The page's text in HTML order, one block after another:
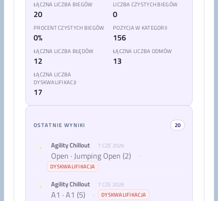
ŁĄCZNA LICZBA BIEGÓW
20
LICZBA CZYSTYCH BIEGÓW
0
PROCENT CZYSTYCH BIEGÓW
0%
POZYCJA W KATEGORII
156
ŁĄCZNA LICZBA BŁĘDÓW
12
ŁĄCZNA LICZBA ODMÓW
13
ŁĄCZNA LICZBA
DYSKWALIFIKACJI
17
OSTATNIE WYNIKI 20
- Agility Chillout 7 CZE 2026
Open · Jumping Open (2) ·
DYSKWALIFIKACJA
- Agility Chillout 7 CZE 2026
A1 · A1 (5) · DYSKWALIFIKACJA